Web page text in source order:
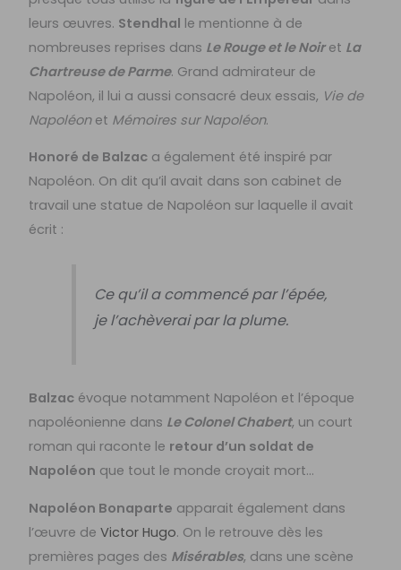
leurs œuvres. Stendhal le mentionne à de
nombreuses reprises dans Le Rouge et le Noiret La
Chartreuse de Parme. Grand admirateur de
Napoléon, il lui a aussi consacré deux essais, Vie de
Napoléonet Mémoires sur Napoléon.
Honoré de Balzac a également été inspiré par
Napoléon. On dit qu’il avait dans son cabinet de
travail une statue de Napoléon sur laquelle il avait
écrit :
Ce qu’il a commencé par l’épée,
je l’achèverai par la plume.
Balzac évoque notamment Napoléon et l’époque
napoléonienne dans Le Colonel Chabert, un court
roman qui raconte le retour d’un soldat de
Napoléon que tout le monde croyait mort…
Napoléon Bonaparte apparait également dans
l’œuvre deVictor Hugo. On le retrouve dès les
premières pages des Misérables, dans une scène